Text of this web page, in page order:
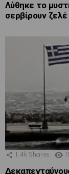
Λύθηκε το
σερβίρουν
1.4k Shares